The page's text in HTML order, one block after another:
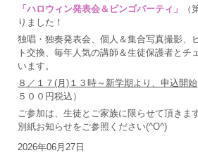
「ハロウィン発表会＆ビンゴパーティ」
りました！
独唱・独奏発表会、個人＆集合写真撮影、
ト交換、毎年人気の講師＆生徒保護者とチ
います。
８／１７(月)１３時～新学期より、申込開始
５００円税込）
ご参加は、生徒とご家族に限らせて頂きま
別紙お知らせをご参照ください(^O^)
2026年06月27日